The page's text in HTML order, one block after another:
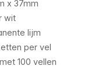
x 37mm
wit
lijm
per vel
100 vellen